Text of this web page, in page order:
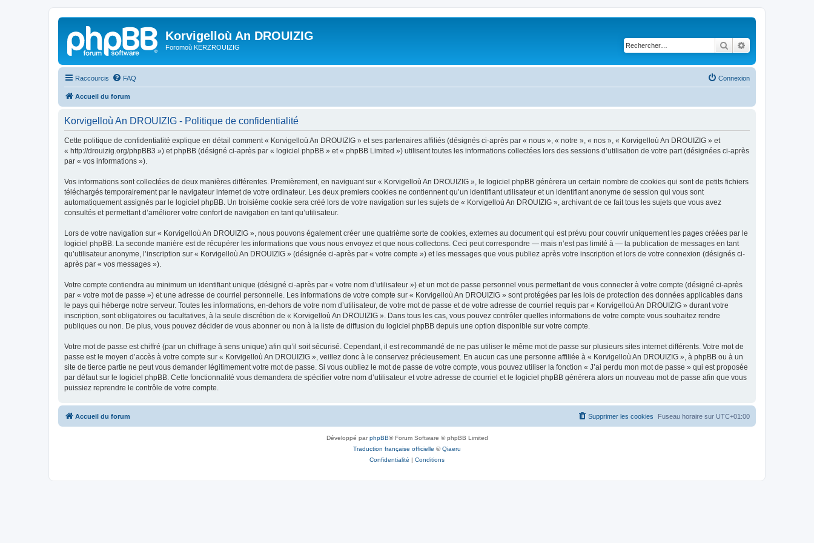
Korvigelloù An DROUIZIG
Foromoù KERZROUIZIG Rechercher
Raccourcis FAQ Connexion
Accueil du forum
Korvigelloù An DROUIZIG - Politique de confidentialité
Cette politique de confidentialité explique en détail comment « Korvigelloù An DROUIZIG » et ses partenaires affiliés (désignés ci-après par « nous », « notre », « nos », « Korvigelloù An DROUIZIG » et
« http://drouizig.org/phpBB3 ») et phpBB (désigné ci-après par « logiciel phpBB » et « phpBB Limited ») utilisent toutes les informations collectées lors des sessions d’utilisation de votre part (désignées ci-après
par « vos informations »).
Vos informations sont collectées de deux manières différentes. Premièrement, en naviguant sur « Korvigelloù An DROUIZIG », le logiciel phpBB génèrera un certain nombre de cookies qui sont de petits fichiers
téléchargés temporairement par le navigateur internet de votre ordinateur. Les deux premiers cookies ne contiennent qu’un identifiant utilisateur et un identifiant anonyme de session qui vous sont
automatiquement assignés par le logiciel phpBB. Un troisième cookie sera créé lors de votre navigation sur les sujets de « Korvigelloù An DROUIZIG », archivant de ce fait tous les sujets que vous avez
consultés et permettant d’améliorer votre confort de navigation en tant qu’utilisateur.
Lors de votre navigation sur « Korvigelloù An DROUIZIG », nous pouvons également créer une quatrième sorte de cookies, externes au document qui est prévu pour couvrir uniquement les pages créées par le
logiciel phpBB. La seconde manière est de récupérer les informations que vous nous envoyez et que nous collectons. Ceci peut correspondre — mais n’est pas limité à — la publication de messages en tant
qu’utilisateur anonyme, l’inscription sur « Korvigelloù An DROUIZIG » (désignée ci-après par « votre compte ») et les messages que vous publiez après votre inscription et lors de votre connexion (désignés ci-
après par « vos messages »).
Votre compte contiendra au minimum un identifiant unique (désigné ci-après par « votre nom d’utilisateur ») et un mot de passe personnel vous permettant de vous connecter à votre compte (désigné ci-après
par « votre mot de passe ») et une adresse de courriel personnelle. Les informations de votre compte sur « Korvigelloù An DROUIZIG » sont protégées par les lois de protection des données applicables dans
le pays qui héberge notre serveur. Toutes les informations, en-dehors de votre nom d’utilisateur, de votre mot de passe et de votre adresse de courriel requis par « Korvigelloù An DROUIZIG » durant votre
inscription, sont obligatoires ou facultatives, à la seule discrétion de « Korvigelloù An DROUIZIG ». Dans tous les cas, vous pouvez contrôler quelles informations de votre compte vous souhaitez rendre
publiques ou non. De plus, vous pouvez décider de vous abonner ou non à la liste de diffusion du logiciel phpBB depuis une option disponible sur votre compte.
Votre mot de passe est chiffré (par un chiffrage à sens unique) afin qu’il soit sécurisé. Cependant, il est recommandé de ne pas utiliser le même mot de passe sur plusieurs sites internet différents. Votre mot de
passe est le moyen d’accès à votre compte sur « Korvigelloù An DROUIZIG », veillez donc à le conservez précieusement. En aucun cas une personne affiliée à « Korvigelloù An DROUIZIG », à phpBB ou à un
site de tierce partie ne peut vous demander légitimement votre mot de passe. Si vous oubliez le mot de passe de votre compte, vous pouvez utiliser la fonction « J’ai perdu mon mot de passe » qui est proposée
par défaut sur le logiciel phpBB. Cette fonctionnalité vous demandera de spécifier votre nom d’utilisateur et votre adresse de courriel et le logiciel phpBB générera alors un nouveau mot de passe afin que vous
puissiez reprendre le contrôle de votre compte.
Accueil du forum Fuseau horaire sur UTC+01:00
Supprimer les cookies
Développé parphpBB® Forum Software © phpBB Limited
Traduction française officielle ©Qiaeru
Confidentialité | Conditions